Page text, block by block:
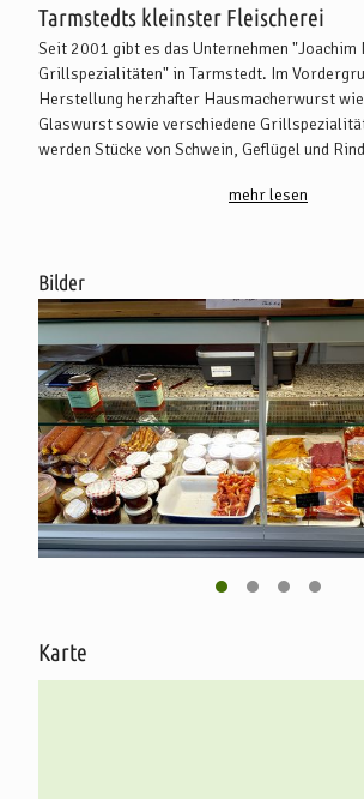
Tarmstedts kleinster Fleischerei
Seit 2001 gibt es das Unternehmen "Joachim
Grillspezialitäten" in Tarmstedt. Im
Herstellung herzhafter Hausmacherwurst
Glaswurst sowie verschiedene
werden Stücke von Schwein, Geflügel und
Partyservice und einen Geschirr-Verleih.
mehr sind Präsentkörbe, die individuell nach
gestaltet werden.
mehr lesen
Bilder
Karte